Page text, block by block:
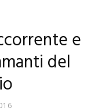
e
del